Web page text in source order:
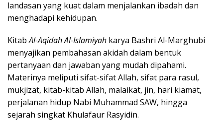
landasan yang kuat dalam menjalankan ibadah dan
menghadapi kehidupan.
KitabAl-Aqidah Al-Islamiyah karya Bashri Al-Marghubi
menyajikan pembahasan akidah dalam bentuk
pertanyaan dan jawaban yang mudah dipahami.
Materinya meliputi sifat-sifat Allah, sifat para rasul,
mukjizat, kitab-kitab Allah, malaikat, jin, hari kiamat,
perjalanan hidup Nabi Muhammad SAW, hingga
sejarah singkat Khulafaur Rasyidin.